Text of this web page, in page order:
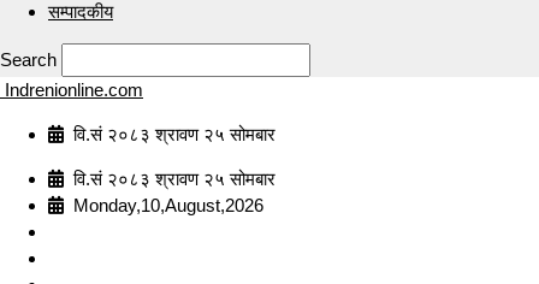
सम्पादकीय
Search
Indrenionline.com
वि.सं २०८३ श्रावण २५ सोमबार
वि.सं २०८३ श्रावण २५ सोमबार
Monday,10,August,2026